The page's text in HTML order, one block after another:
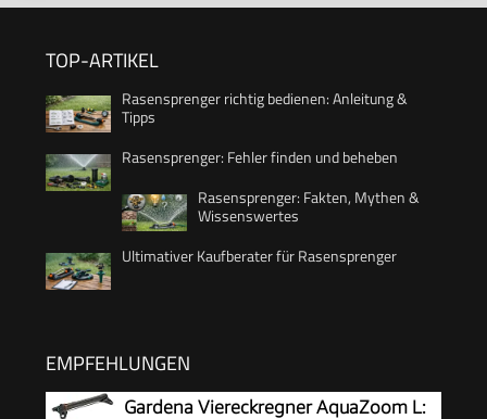
TOP-ARTIKEL
Rasensprenger richtig bedienen: Anleitung &
Tipps
Rasensprenger: Fehler finden und beheben
Rasensprenger: Fakten, Mythen &
Wissenswertes
Ultimativer Kaufberater für Rasensprenger
EMPFEHLUNGEN
Gardena Viereckregner AquaZoom L: